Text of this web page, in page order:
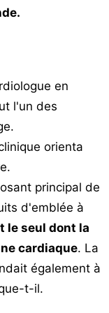
en
l'un des
orienta
principal de
d'emblée à
le seul dont la
cardiaque. La
également à
t-il.